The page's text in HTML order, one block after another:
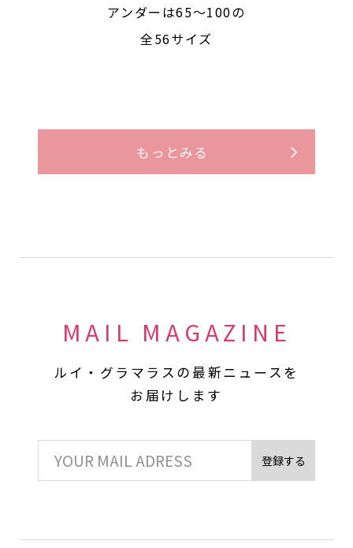
アンダーは65〜100の
全56サイズ
もっとみる
MAIL MAGAZINE
ルイ・グラマラスの最新ニュースを
お届けします
登録する